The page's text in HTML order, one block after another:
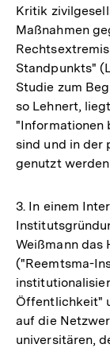
Kritik
Maßnahmen
Standpunkts"
Studie zum
so Lehnert,
"Informationen
sind und in der
genutzt
3. In einem
Weißmann das
("Reemtsma-
Öffentlichkeit"
auf die
universitären,